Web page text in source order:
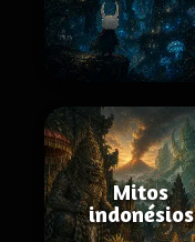
Mitos
indonésios